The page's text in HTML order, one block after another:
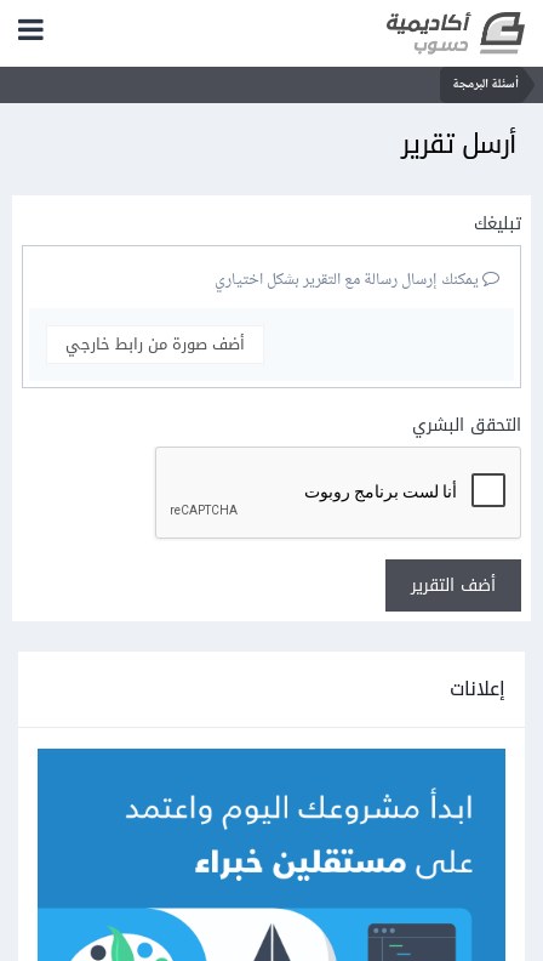
أسئلة البرمجة
أرسل تقرير
تبليغك
يمكنك إرسال رسالة مع التقرير بشكل اختياري
أضف صورة من رابط خارجي
التحقق البشري
أضف التقرير
إعلانات